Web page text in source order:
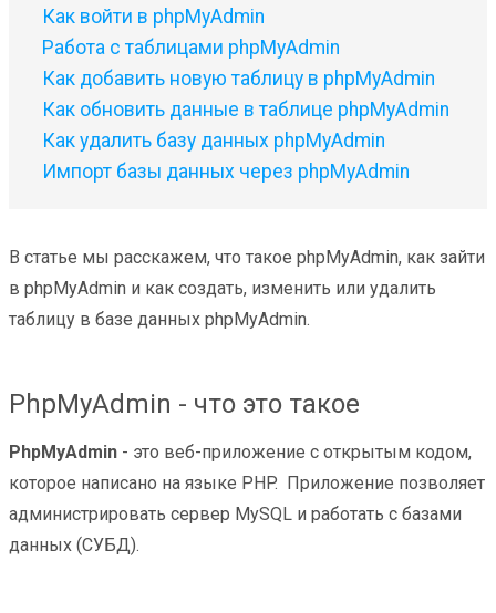
Как войти в phpMyAdmin
Работа с таблицами phpMyAdmin
Как добавить новую таблицу в phpMyAdmin
Как обновить данные в таблице phpMyAdmin
Как удалить базу данных phpMyAdmin
Импорт базы данных через phpMyAdmin
В статье мы расскажем, что такое phpMyAdmin, как зайти
в phpMyAdmin и как создать, изменить или удалить
таблицу в базе данных phpMyAdmin.
PhpMyAdmin - что это такое
PhpMyAdmin - это веб-приложение с открытым кодом,
которое написано на языке PHP. Приложение позволяет
администрировать сервер MySQL и работать с базами
данных (СУБД).